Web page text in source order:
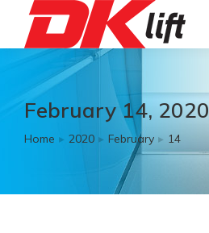
February 14, 2020
You are here:
Home 2020 February 14